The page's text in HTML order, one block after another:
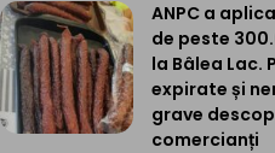
ANPC a
de peste
la Bâlea Lac.
expirate și
grave
comercianți